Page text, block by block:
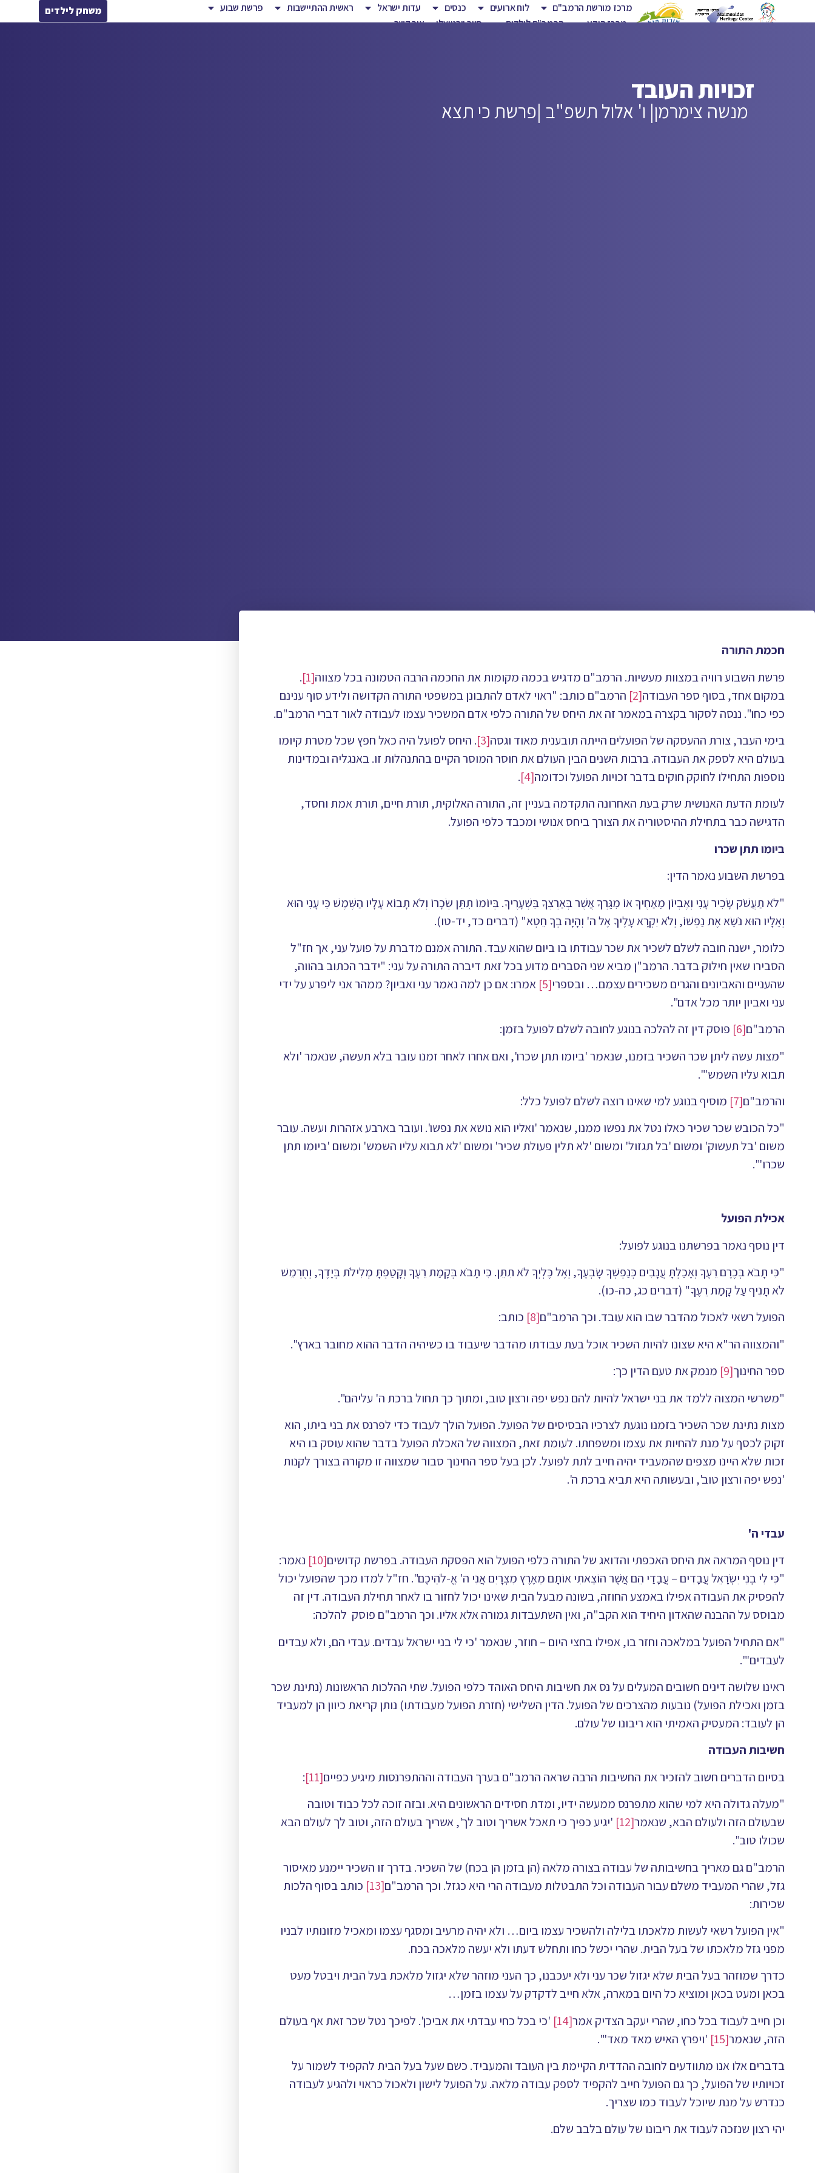
מרכז מורשת הרמב"ם לוח ארועים כנסים עדות ישראל ראשית ההתיישבות
פרשת שבוע
מרכז הידע
הרמב"ם לילדים סיור וירטואלי צור קשר
משחק לילדים
זכויות העובד
מנשה צימרמן| ו' אלול תשפ"ב |פרשת כי תצא
חכמת התורה
פרשת השבוע רוויה במצוות מעשיות. הרמב"ם מדגיש בכמה מקומות את החכמה הרבה הטמונה בכל מצווה[1]
.
במקום אחד, בסוף ספר העבודה[2]
הרמב"ם כותב: "ראוי לאדם להתבונן במשפטי התורה הקדושה ולידע סוף ענינם
כפי כחו". ננסה לסקור בקצרה במאמר זה את היחס של התורה כלפי אדם המשכיר עצמו לעבודה לאור דברי הרמב"ם.
בימי העבר, צורת ההעסקה של הפועלים הייתה תובענית מאוד וגסה[3]
. היחס לפועל היה כאל חפץ שכל מטרת קיומו
בעולם היא לספק את העבודה. ברבות השנים הבין העולם את חוסר המוסר הקיים בהתנהלות זו. באנגליה ובמדינות
נוספות התחילו לחוקק חוקים בדבר זכויות הפועל וכדומה[4]
.
לעומת הדעת האנושית שרק בעת האחרונה התקדמה בעניין זה, התורה האלוקית, תורת חיים, תורת אמת וחסד,
הדגישה כבר בתחילת ההיסטוריה את הצורך ביחס אנושי ומכבד כלפי הפועל.
ביומו תתן שכרו
בפרשת השבוע נאמר הדין:
"לֹא תַעֲשֹׁק שָׂכִיר עָנִי וְאֶבְיוֹן מֵאַחֶיךָ אוֹ מִגֵּרְךָ אֲשֶׁר בְּאַרְצְךָ בִּשְׁעָרֶיךָ. בְּיוֹמוֹ תִתֵּן שְׂכָרוֹ וְלֹא תָבוֹא עָלָיו הַשֶּׁמֶשׁ כִּי עָנִי הוּא
וְאֵלָיו הוּא נֹשֵׂא אֶת נַפְשׁוֹ, וְלֹא יִקְרָא עָלֶיךָ אֶל ה' וְהָיָה בְךָ חֵטְא" (דברים כד, יד-טו).
כלומר, ישנה חובה לשלם לשכיר את שכר עבודתו בו ביום שהוא עבד. התורה אמנם מדברת על פועל עני, אך חז"ל
הסבירו שאין חילוק בדבר. הרמב"ן מביא שני הסברים מדוע בכל זאת דיברה התורה על עני: "ידבר הכתוב בהווה,
שהעניים והאביונים והגרים משכירים עצמם… ובספרי[5]
אמרו: אם כן למה נאמר עני ואביון? ממהר אני ליפרע על ידי
עני ואביון יותר מכל אדם".
הרמב"ם[6]
פוסק דין זה להלכה בנוגע לחובה לשלם לפועל בזמן:
"מצות עשה ליתן שכר השכיר בזמנו, שנאמר 'ביומו תתן שכרו', ואם אחרו לאחר זמנו עובר בלא תעשה, שנאמר 'ולא
תבוא עליו השמש'".
והרמב"ם[7]
מוסיף בנוגע למי שאינו רוצה לשלם לפועל כלל:
"כל הכובש שכר שכיר כאלו נטל את נפשו ממנו, שנאמר 'ואליו הוא נושא את נפשו'. ועובר בארבע אזהרות ועשה. עובר
משום 'בל תעשוק' ומשום 'בל תגזול' ומשום 'לא תלין פעולת שכיר' ומשום 'לא תבוא עליו השמש' ומשום 'ביומו תתן
שכרו'".
אכילת הפועל
דין נוסף נאמר בפרשתנו בנוגע לפועל:
"כִּי תָבֹא בְּכֶרֶם רֵעֶךָ וְאָכַלְתָּ עֲנָבִים כְּנַפְשְׁךָ שָׂבְעֶךָ, וְאֶל כֶּלְיְךָ לֹא תִתֵּן. כִּי תָבֹא בְּקָמַת רֵעֶךָ וְקָטַפְתָּ מְלִילֹת בְּיָדֶךָ, וְחֶרְמֵשׁ
לֹא תָנִיף עַל קָמַת רֵעֶךָ" (דברים כג, כה-כו).
הפועל רשאי לאכול מהדבר שבו הוא עובד. וכך הרמב"ם[8]
כותב:
"והמצווה הר"א היא שצונו להיות השכיר אוכל בעת עבודתו מהדבר שיעבוד בו כשיהיה הדבר ההוא מחובר בארץ".
ספר החינוך[9]
מנמק את טעם הדין כך:
"משרשי המצוה ללמד את בני ישראל להיות להם נפש יפה ורצון טוב, ומתוך כך תחול ברכת ה' עליהם".
מצות נתינת שכר השכיר בזמנו נוגעת לצרכיו הבסיסים של הפועל. הפועל הולך לעבוד כדי לפרנס את בני ביתו, הוא
זקוק לכסף על מנת להחיות את עצמו ומשפחתו. לעומת זאת, המצווה של האכלת הפועל בדבר שהוא עוסק בו היא
זכות שלא היינו מצפים שהמעביד יהיה חייב לתת לפועל. לכן בעל ספר החינוך סבור שמצווה זו מקורה בצורך לקנות
'נפש יפה ורצון טוב', ובעשותה היא תביא ברכת ה'.
עבדי ה'
דין נוסף המראה את היחס האכפתי והדואג של התורה כלפי הפועל הוא הפסקת העבודה. בפרשת קדושים[10]
נאמר:
"כִּי לִי בְנֵי יִשְׂרָאֵל עֲבָדִים – עֲבָדַי הֵם אֲשֶׁר הוֹצֵאתִי אוֹתָם מֵאֶרֶץ מִצְרָיִם אֲנִי ה' אֱ-לֹהֵיכֶם". חז"ל למדו מכך שהפועל יכול
להפסיק את העבודה אפילו באמצע החוזה, בשונה מבעל הבית שאינו יכול לחזור בו לאחר תחילת העבודה. דין זה
מבוסס על ההבנה שהאדון היחיד הוא הקב"ה, ואין השתעבדות גמורה אלא אליו. וכך הרמב"ם פוסק להלכה:
"אם התחיל הפועל במלאכה וחזר בו, אפילו בחצי היום – חוזר, שנאמר 'כי לי בני ישראל עבדים. עבדי הם, ולא עבדים
לעבדים'".
ראינו שלושה דינים חשובים המעלים על נס את חשיבות היחס האוהד כלפי הפועל. שתי ההלכות הראשונות (נתינת שכר
בזמן ואכילת הפועל) נובעות מהצרכים של הפועל. הדין השלישי (חזרת הפועל מעבודתו) נותן קריאת כיוון הן למעביד
הן לעובד: המעסיק האמיתי הוא ריבונו של עולם.
חשיבות העבודה
בסיום הדברים חשוב להזכיר את החשיבות הרבה שראה הרמב"ם בערך העבודה וההתפרנסות מיגיע כפיים[11]
:
"מעלה גדולה היא למי שהוא מתפרנס ממעשה ידיו, ומדת חסידים הראשונים היא. ובזה זוכה לכל כבוד וטובה
שבעולם הזה ולעולם הבא, שנאמר[12]
'יגיע כפיך כי תאכל אשריך וטוב לך', אשריך בעולם הזה, וטוב לך לעולם הבא
שכולו טוב".
הרמב"ם גם מאריך בחשיבותה של עבודה בצורה מלאה (הן בזמן הן בכח) של השכיר. בדרך זו השכיר יימנע מאיסור
גזל, שהרי המעביד משלם עבור העבודה וכל התבטלות מעבודה הרי היא כגזל. וכך הרמב"ם[13]
כותב בסוף הלכות
שכירות:
"אין הפועל רשאי לעשות מלאכתו בלילה ולהשכיר עצמו ביום… ולא יהיה מרעיב ומסגף עצמו ומאכיל מזונותיו לבניו
מפני גזל מלאכתו של בעל הבית. שהרי יכשל כחו ותחלש דעתו ולא יעשה מלאכה בכח.
כדרך שמוזהר בעל הבית שלא יגזול שכר עני ולא יעכבנו, כך העני מוזהר שלא יגזול מלאכת בעל הבית ויבטל מעט
בכאן ומעט בכאן ומוציא כל היום במארה, אלא חייב לדקדק על עצמו בזמן…
וכן חייב לעבוד בכל כחו, שהרי יעקב הצדיק אמר[14]
'כי בכל כחי עבדתי את אביכן'. לפיכך נטל שכר זאת אף בעולם
הזה, שנאמר[15]
'ויפרץ האיש מאד מאד'".
בדברים אלו אנו מתוודעים לחובה ההדדית הקיימת בין העובד והמעביד. כשם שעל בעל הבית להקפיד לשמור על
זכויותיו של הפועל, כך גם הפועל חייב להקפיד לספק עבודה מלאה. על הפועל לישון ולאכול כראוי ולהגיע לעבודה
כנדרש על מנת שיוכל לעבוד כמו שצריך.
יהי רצון שנזכה לעבוד את ריבונו של עולם בלבב שלם.